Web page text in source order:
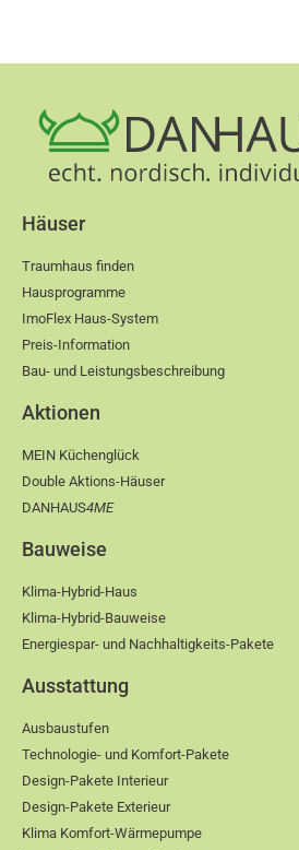
Häuser
Traumhaus finden
Hausprogramme
ImoFlex Haus-System
Preis-Information
Bau- und Leistungsbeschreibung
Aktionen
MEIN Küchenglück
Double Aktions-Häuser
DANHAUS4ME
Bauweise
Klima-Hybrid-Haus
Klima-Hybrid-Bauweise
Energiespar- und Nachhaltigkeits-Pakete
Ausstattung
Ausbaustufen
Technologie- und Komfort-Pakete
Design-Pakete Interieur
Design-Pakete Exterieur
Klima Komfort-Wärmepumpe